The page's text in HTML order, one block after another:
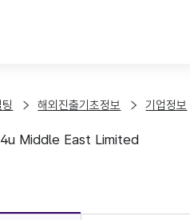
해외진출기초정보 기업정보
Middle East Limited